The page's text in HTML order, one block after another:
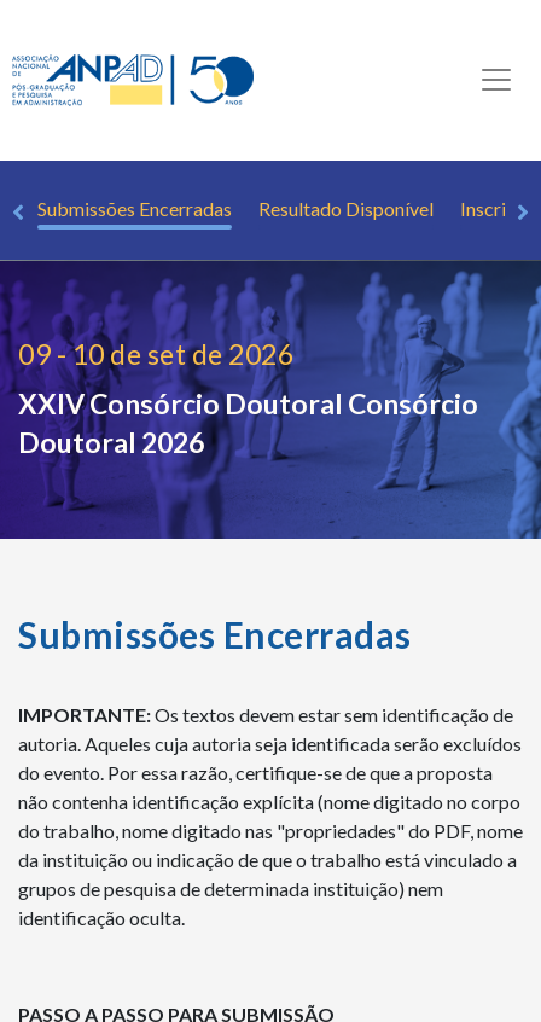
Submissões Encerradas Resultado Disponível
09 - 10 de set de 2026
XXIV Consórcio Doutoral Consórcio
Doutoral 2026
Submissões Encerradas
IMPORTANTE:Os textos devem estar sem identificação de
autoria. Aqueles cuja autoria seja identificada serão excluídos
do evento. Por essa razão, certifique-se de que a proposta
não contenha identificação explícita (nome digitado no corpo
do trabalho, nome digitado nas "propriedades" do PDF, nome
da instituição ou indicação de que o trabalho está vinculado a
grupos de pesquisa de determinada instituição) nem
identificação oculta.
PASSO A PASSO PARA SUBMISSÃO